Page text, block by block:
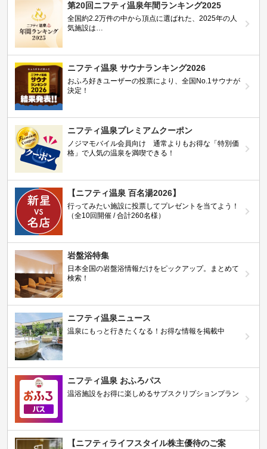
第20回ニフティ温泉年間ランキング2025
全国約2.2万件の中から頂点に選ばれた、2025年の人
気施設は…
ニフティ温泉 サウナランキング2026
おふろ好きユーザーの投票により、全国No.1サウナが
決定！
ニフティ温泉プレミアムクーポン
ノジマモバイル会員向け 通常よりもお得な「特別価
格」で人気の温泉を満喫できる！
【ニフティ温泉 百名湯2026】
行ってみたい施設に投票してプレゼントを当てよう！
（全10回開催 / 合計260名様）
岩盤浴特集
日本全国の岩盤浴情報だけをピックアップ。まとめて
検索！
ニフティ温泉ニュース
温泉にもっと行きたくなる！お得な情報を掲載中
ニフティ温泉 おふろパス
温浴施設をお得に楽しめるサブスクリプションプラン
【ニフティライフスタイル株主優待のご案